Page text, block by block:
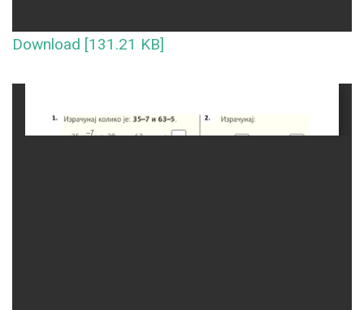
Download [131.21 KB]